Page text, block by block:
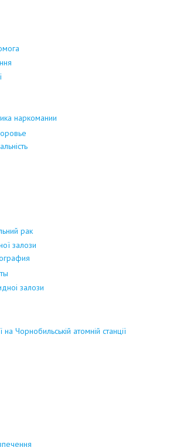
наркомании
рак
залози
залози
на Чорнобильській атомній станції